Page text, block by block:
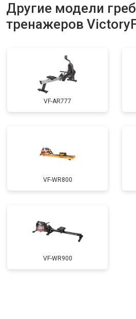
Другие модели
тренажеров
VF-AR777
VF-WR800
VF-WR900